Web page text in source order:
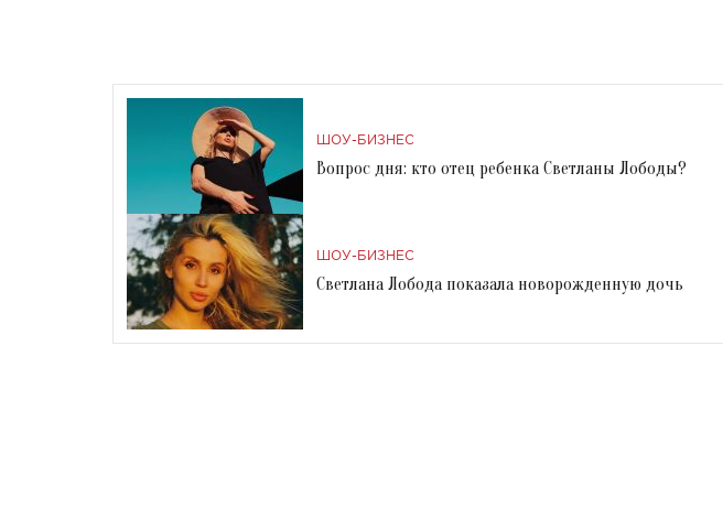
ШОУ-БИЗНЕС
Вопрос дня: кто отец ребенка Светланы Лободы?
ШОУ-БИЗНЕС
Светлана Лобода показала новорожденную дочь